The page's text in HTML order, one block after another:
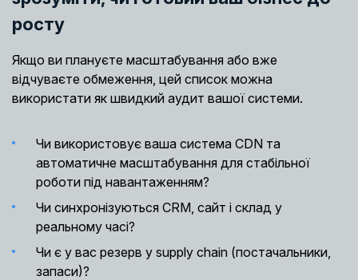
росту
Якщо ви плануєте масштабування або вже
відчуваєте обмеження, цей список можна
використати як швидкий аудит вашої системи.
Чи використовує ваша система CDN та
автоматичне масштабування для стабільної
роботи під навантаженням?
Чи синхронізуються CRM, сайт і склад у
реальному часі?
Чи є у вас резерв у supply chain (постачальники,
запаси)?